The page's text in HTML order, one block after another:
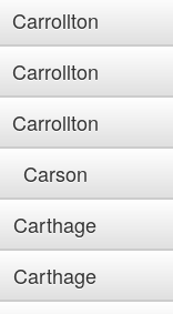
Carrollton
Carrollton
Carrollton
Carson
Carthage
Carthage